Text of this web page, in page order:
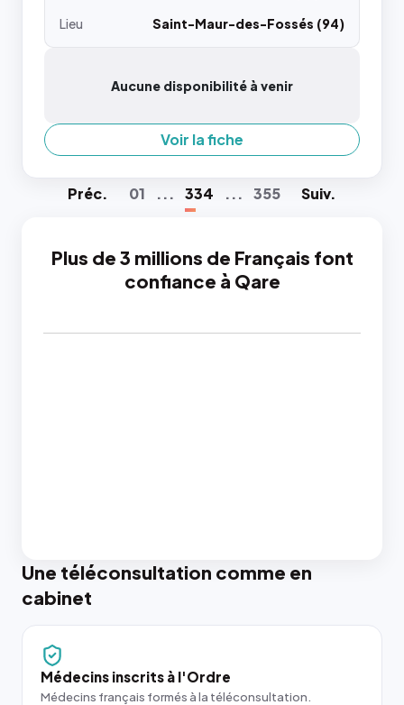
Lieu
Saint-Maur-des-Fossés (94)
Aucune disponibilité à venir
Voir la fiche
Préc. 01 ... 334 ... 355 Suiv.
Plus de 3 millions de Français font
confiance à Qare
Une téléconsultation comme en
cabinet
Médecins inscrits à l'Ordre
Médecins français formés à la téléconsultation.